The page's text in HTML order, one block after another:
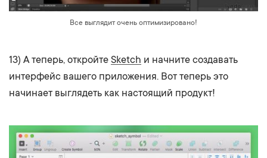
Все выглядит очень оптимизировано!
13) А теперь, откройте Sketch и начните создавать
интерфейс вашего приложения. Вот теперь это
начинает выглядеть как настоящий продукт!